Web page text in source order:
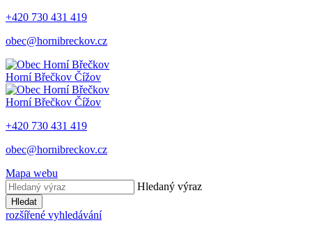
+420 730 431 419
obec@hornibreckov.cz
Horní Břečkov Čížov
Horní Břečkov Čížov
+420 730 431 419
obec@hornibreckov.cz
Mapa webu
Hledaný výraz
Hledat
rozšířené vyhledávání